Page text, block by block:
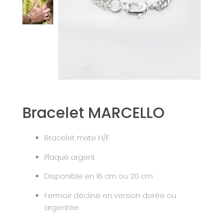
Bracelet MARCELLO
Bracelet mixte H/F
Plaqué argent
Disponible en 16 cm ou 20 cm
Fermoir décliné en version dorée ou
argentée